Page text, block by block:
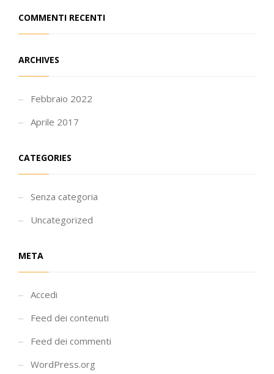
COMMENTI RECENTI
ARCHIVES
Febbraio 2022
Aprile 2017
CATEGORIES
Senza categoria
Uncategorized
META
Accedi
Feed dei contenuti
Feed dei commenti
WordPress.org